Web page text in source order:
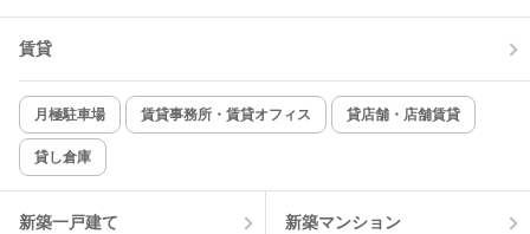
新着のみ インターネット無料
該当件数:
0件
賃貸
月極駐車場 賃貸事務所・賃貸オフィス 貸店舗・店舗賃貸
貸し倉庫
新築一戸建て 新築マンション